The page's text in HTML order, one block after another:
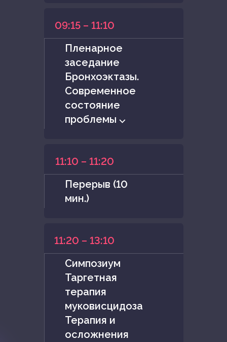
09:15 – 11:10
Пленарное
заседание
Бронхоэктазы.
Современное
состояние
проблемы ⌵
11:10 – 11:20
Перерыв (10
мин.)
11:20 – 13:10
Симпозиум
Таргетная
терапия
муковисцидоза
Терапия и
осложнения